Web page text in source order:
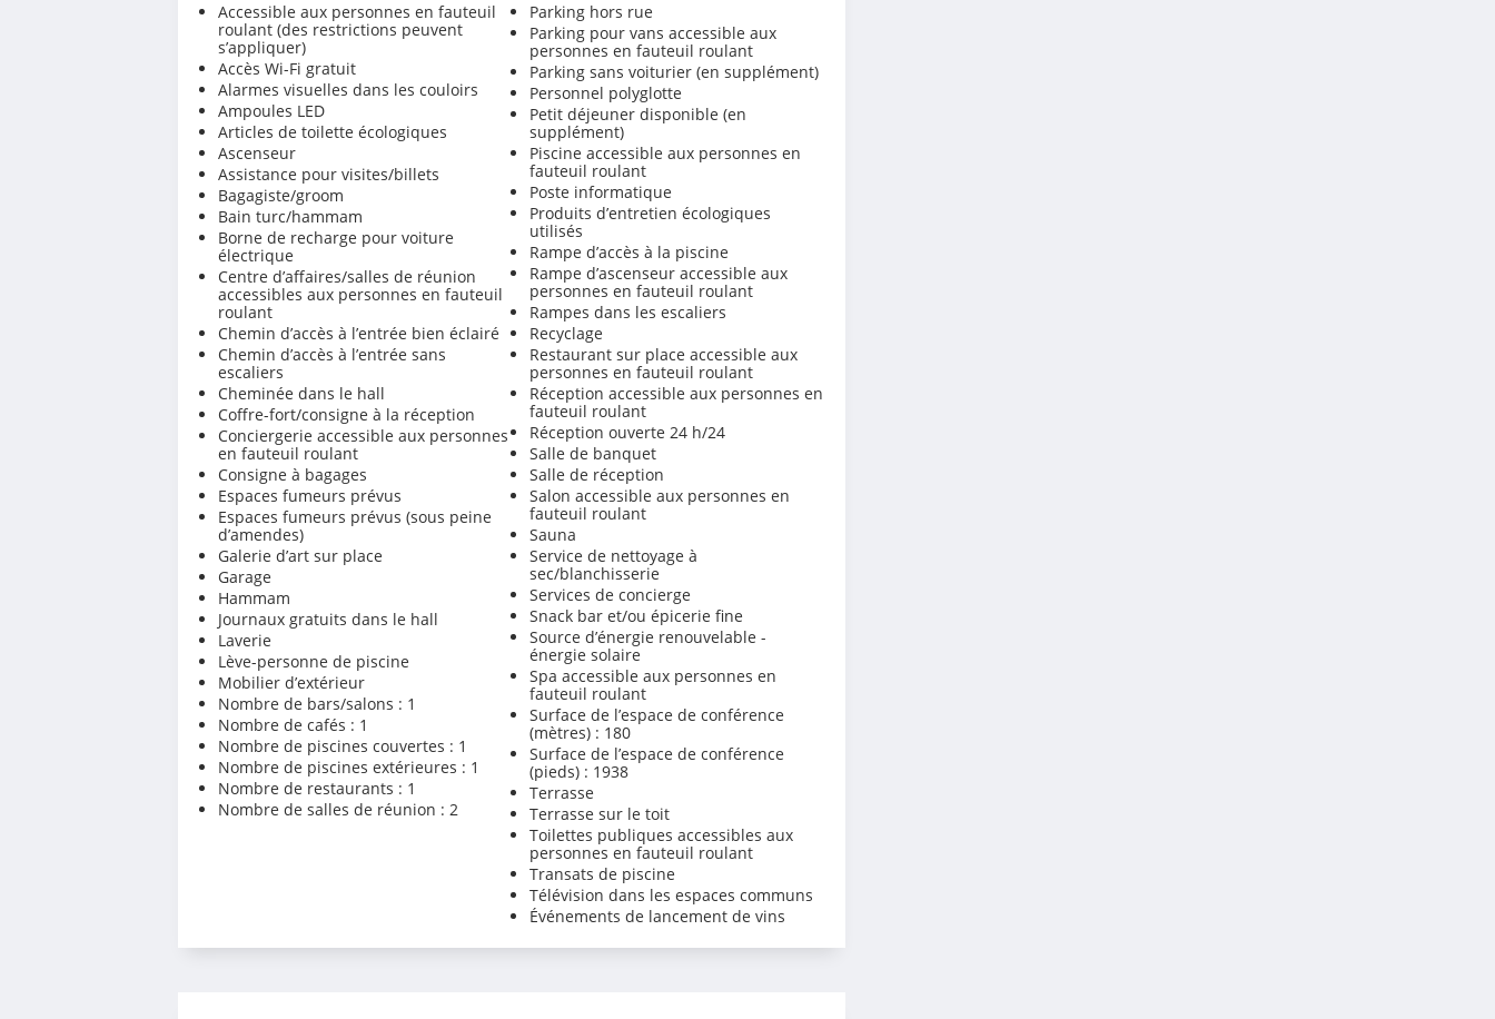
Accessible aux personnes en fauteuil
roulant (des restrictions peuvent
s’appliquer)
Accès Wi-Fi gratuit
Alarmes visuelles dans les couloirs
Ampoules LED
Articles de toilette écologiques
Ascenseur
Assistance pour visites/billets
Bagagiste/groom
Bain turc/hammam
Borne de recharge pour voiture
électrique
Centre d’affaires/salles de réunion
accessibles aux personnes en fauteuil
roulant
Chemin d’accès à l’entrée bien éclairé
Chemin d’accès à l’entrée sans
escaliers
Cheminée dans le hall
Coffre-fort/consigne à la réception
Conciergerie accessible aux personnes
en fauteuil roulant
Consigne à bagages
Espaces fumeurs prévus
Espaces fumeurs prévus (sous peine
d’amendes)
Galerie d’art sur place
Garage
Hammam
Journaux gratuits dans le hall
Laverie
Lève-personne de piscine
Mobilier d’extérieur
Nombre de bars/salons : 1
Nombre de cafés : 1
Nombre de piscines couvertes : 1
Nombre de piscines extérieures : 1
Nombre de restaurants : 1
Nombre de salles de réunion : 2
Parking hors rue
Parking pour vans accessible aux
personnes en fauteuil roulant
Parking sans voiturier (en supplément)
Personnel polyglotte
Petit déjeuner disponible (en
supplément)
Piscine accessible aux personnes en
fauteuil roulant
Poste informatique
Produits d’entretien écologiques
utilisés
Rampe d’accès à la piscine
Rampe d’ascenseur accessible aux
personnes en fauteuil roulant
Rampes dans les escaliers
Recyclage
Restaurant sur place accessible aux
personnes en fauteuil roulant
Réception accessible aux personnes en
fauteuil roulant
Réception ouverte 24 h/24
Salle de banquet
Salle de réception
Salon accessible aux personnes en
fauteuil roulant
Sauna
Service de nettoyage à
sec/blanchisserie
Services de concierge
Snack bar et/ou épicerie fine
Source d’énergie renouvelable -
énergie solaire
Spa accessible aux personnes en
fauteuil roulant
Surface de l’espace de conférence
(mètres) : 180
Surface de l’espace de conférence
(pieds) : 1938
Terrasse
Terrasse sur le toit
Toilettes publiques accessibles aux
personnes en fauteuil roulant
Transats de piscine
Télévision dans les espaces communs
Événements de lancement de vins